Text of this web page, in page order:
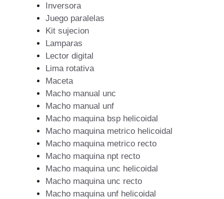
Inversora
Juego paralelas
Kit sujecion
Lamparas
Lector digital
Lima rotativa
Maceta
Macho manual unc
Macho manual unf
Macho maquina bsp helicoidal
Macho maquina metrico helicoidal
Macho maquina metrico recto
Macho maquina npt recto
Macho maquina unc helicoidal
Macho maquina unc recto
Macho maquina unf helicoidal